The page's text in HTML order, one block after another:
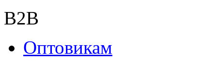
B2B
Оптовикам